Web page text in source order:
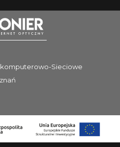
Biomedycznych: dr Alessandro
Curion
Sieciowe